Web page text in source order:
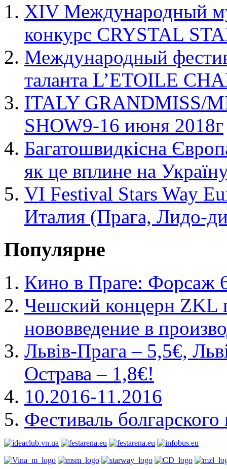
XIV Международный
конкурс CRYSTAL
Международный
таланта L’ETOILE
ITALY GRANDMISS/
SHOW9-16 июня 2018г
Багатошвидкісна
як це вплине на
VI Festival Stars Way
Италия (Прага, Лидо-
Популярне
Кино в Праге: Форсаж
Чешский концерн ZKL
нововведение в
Львів-Прага – 5,5€,
Острава – 1,8€!
10.2016-11.2016
Фестиваль